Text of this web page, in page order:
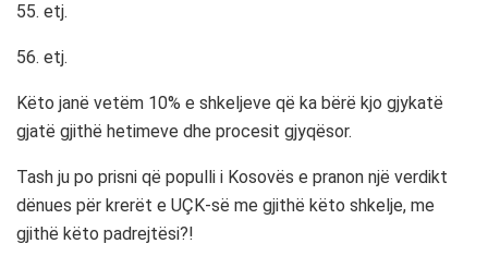
55. etj.
56. etj.
Këto janë vetëm 10% e shkeljeve që ka bërë kjo gjykatë
gjatë gjithë hetimeve dhe procesit gjyqësor.
Tash ju po prisni që populli i Kosovës e pranon një verdikt
dënues për krerët e UÇK-së me gjithë këto shkelje, me
gjithë këto padrejtësi?!